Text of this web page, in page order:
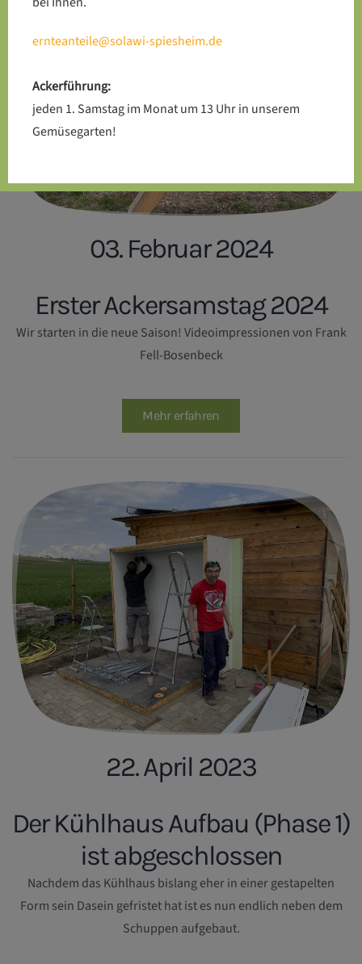
03. Februar 2024
Erster Ackersamstag 2024
Wir starten in die neue Saison! Videoimpressionen von Frank
Fell-Bosenbeck
Mehr erfahren
22. April 2023
Der Kühlhaus Aufbau (Phase 1)
ist abgeschlossen
Nachdem das Kühlhaus bislang eher in einer gestapelten
Form sein Dasein gefristet hat ist es nun endlich neben dem
Schuppen aufgebaut.
ernteanteile@solawi-spiesheim.de
Ackerführung:
jeden 1. Samstag im Monat um 13 Uhr in unserem
Gemüsegarten!